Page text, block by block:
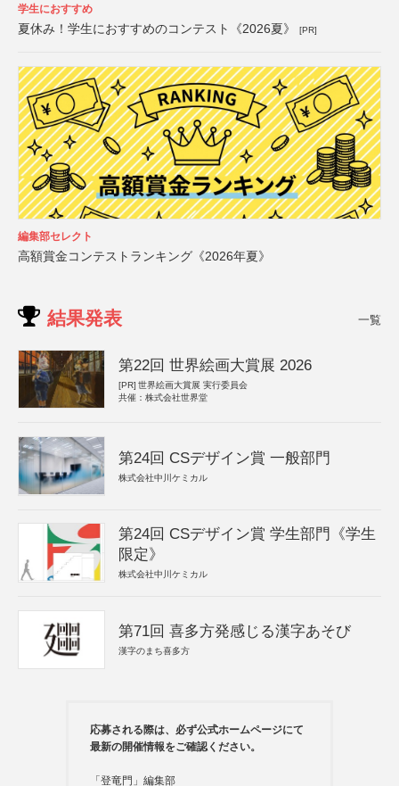
学生におすすめ
夏休み！学生におすすめのコンテスト《2026夏》 [PR]
編集部セレクト
高額賞金コンテストランキング《2026年夏》
結果発表 一覧
第22回 世界絵画大賞展 2026
[PR] 世界絵画大賞展 実行委員会
共催：株式会社世界堂
第24回 CSデザイン賞 一般部門
株式会社中川ケミカル
第24回 CSデザイン賞 学生部門《学生
限定》
株式会社中川ケミカル
第71回 喜多方発感じる漢字あそび
漢字のまち喜多方
応募される際は、必ず公式ホームページにて
最新の開催情報をご確認ください。
「登竜門」編集部